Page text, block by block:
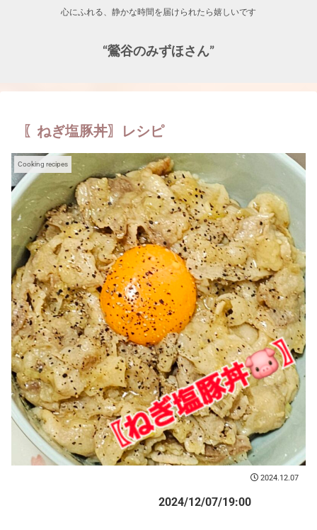
心にふれる、静かな時間を届けられたら嬉しいです
“鶯谷のみずほさん”
〖ねぎ塩豚丼〗レシピ
Cooking recipes
2024.12.07
2024/12/07/19:00